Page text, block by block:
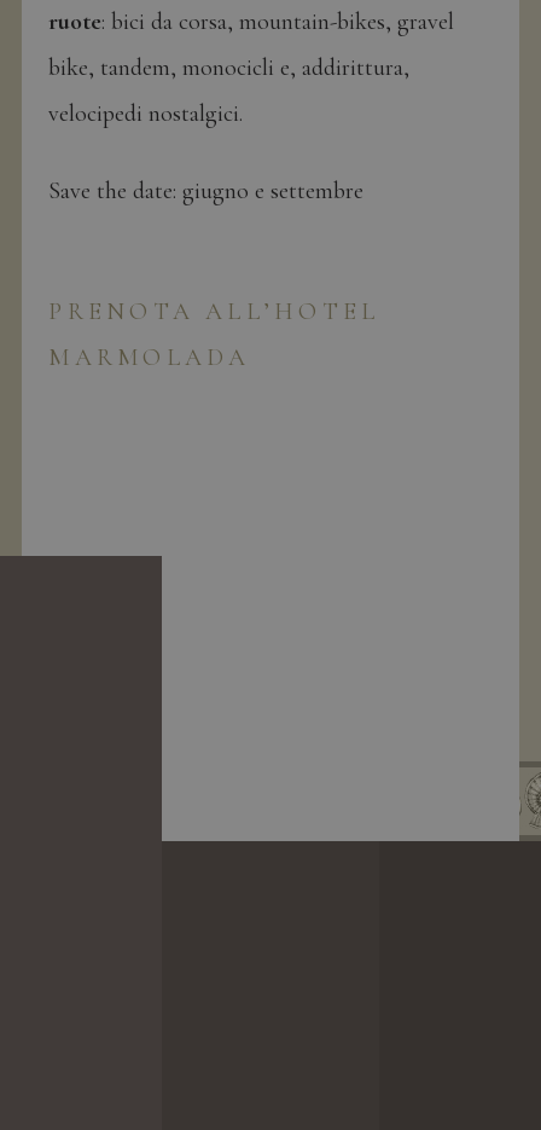
ruote: bici da corsa, mountain-bikes, gravel
bike, tandem, monocicli e, addirittura,
velocipedi nostalgici.
Save the date: giugno e settembre
PRENOTA ALL’HOTEL
MARMOLADA